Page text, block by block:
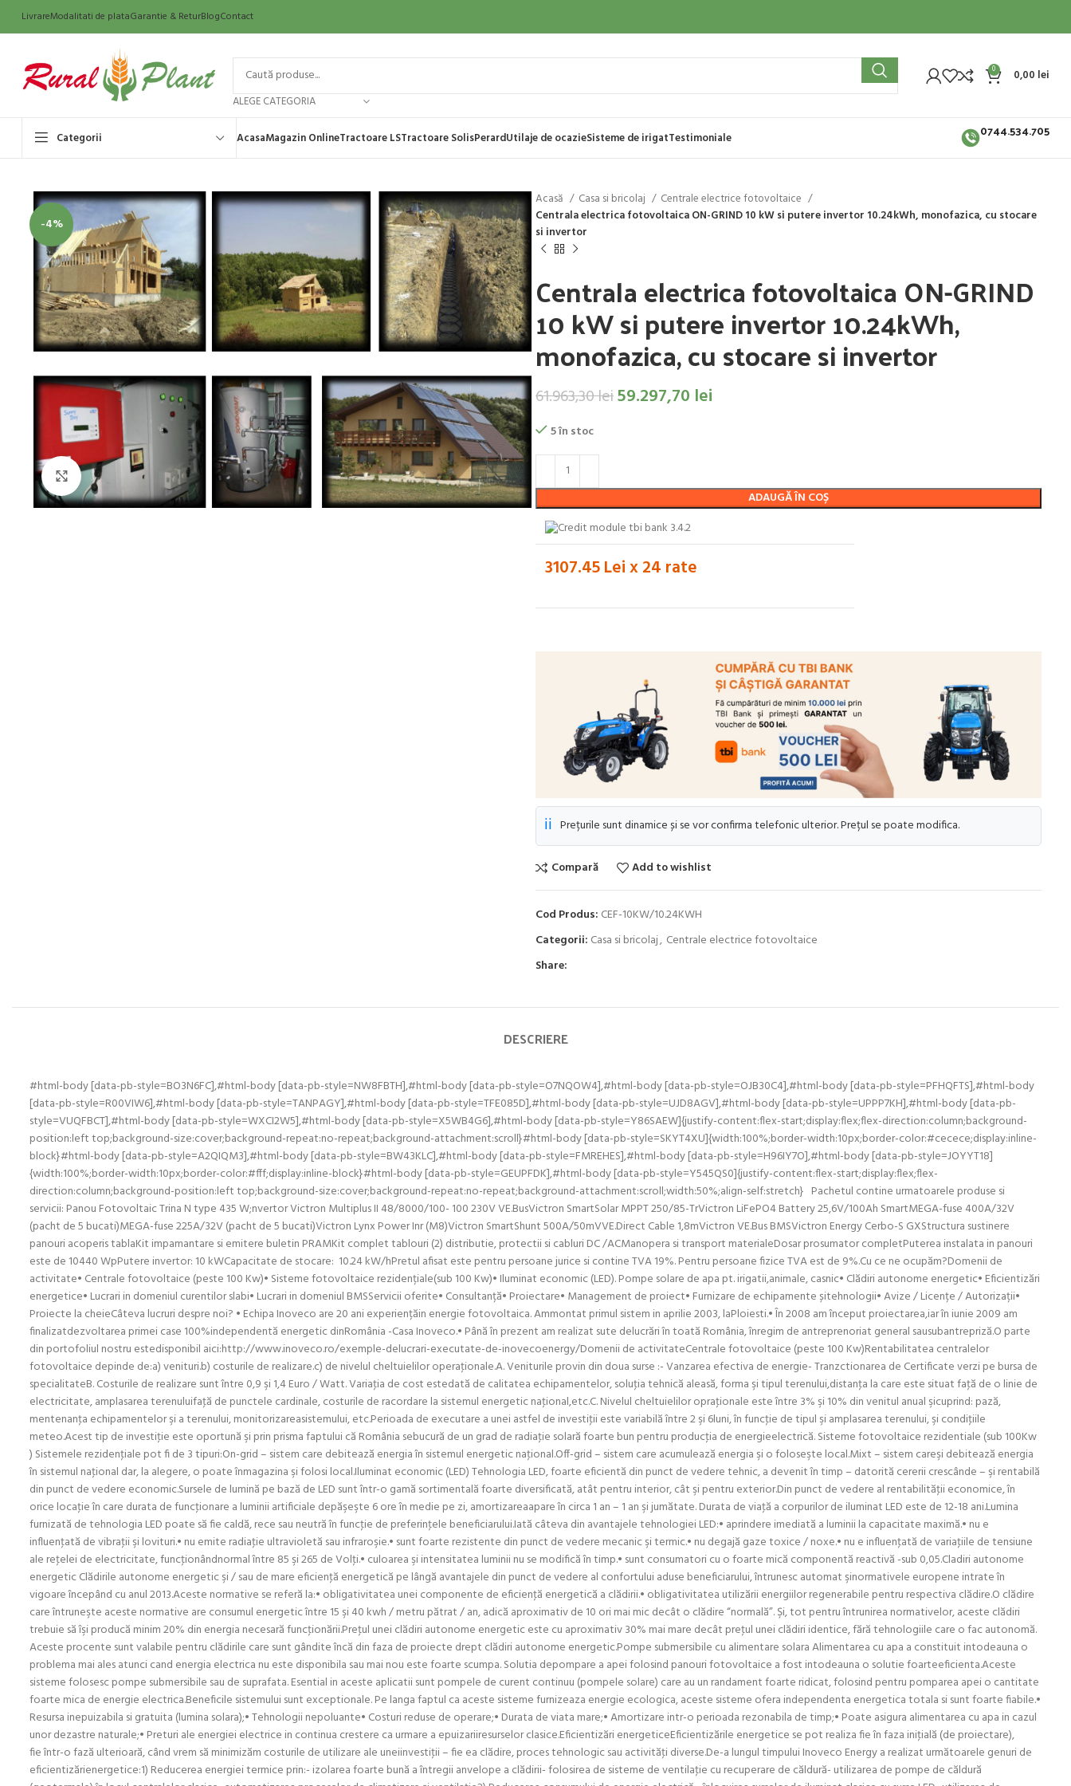
LivrareModalitati de plataGarantie & ReturBlogContact
ALEGE CATEGORIA
0 0,00 lei
Categorii AcasaMagazin OnlineTractoare LSTractoare SolisPerardUtilaje de ocazieSisteme de irigatTestimoniale 0744.534.705
-4%
Click to enlarge
Acasă Casa si bricolaj
Centrale electrice fotovoltaice
Centrala electrica fotovoltaica ON-GRIND 10 kW si putere invertor 10.24kWh, monofazica, cu stocare
si invertor
Centrala electrica fotovoltaica ON-GRIND
10 kW si putere invertor 10.24kWh,
monofazica, cu stocare si invertor
61.963,30lei59.297,70 lei
5 în stoc
ADAUGĂ ÎN COȘ
3107.45 Lei x 24 rate
ℹ️ Prețurile sunt dinamice și se vor confirma telefonic ulterior. Prețul se poate modifica.
Compară Add to wishlist
Cod Produs: CEF-10KW/10.24KWH
Categorii: Casa si bricolaj, Centrale electrice fotovoltaice
Share:
DESCRIERE
#html-body [data-pb-style=BO3N6FC],#html-body [data-pb-style=NW8FBTH],#html-body [data-pb-style=O7NQOW4],#html-body [data-pb-style=OJB30C4],#html-body [data-pb-style=PFHQFTS],#html-body
[data-pb-style=R00VIW6],#html-body [data-pb-style=TANPAGY],#html-body [data-pb-style=TFE085D],#html-body [data-pb-style=UJD8AGV],#html-body [data-pb-style=UPPP7KH],#html-body [data-pb-
style=VUQFBCT],#html-body [data-pb-style=WXCI2W5],#html-body [data-pb-style=X5WB4G6],#html-body [data-pb-style=Y86SAEW]{justify-content:flex-start;display:flex;flex-direction:column;background-
position:left top;background-size:cover;background-repeat:no-repeat;background-attachment:scroll}#html-body [data-pb-style=SKYT4XU]{width:100%;border-width:10px;border-color:#cecece;display:inline-
block}#html-body [data-pb-style=A2QIQM3],#html-body [data-pb-style=BW43KLC],#html-body [data-pb-style=FMREHES],#html-body [data-pb-style=H96IY7O],#html-body [data-pb-style=JOYYT18]
{width:100%;border-width:10px;border-color:#fff;display:inline-block}#html-body [data-pb-style=GEUPFDK],#html-body [data-pb-style=Y545QS0]{justify-content:flex-start;display:flex;flex-
direction:column;background-position:left top;background-size:cover;background-repeat:no-repeat;background-attachment:scroll;width:50%;align-self:stretch} Pachetul contine urmatoarele produse si
servicii: Panou Fotovoltaic Trina N type 435 W;nvertor Victron Multiplus II 48/8000/100- 100 230V VE.BusVictron SmartSolar MPPT 250/85-TrVictron LiFePO4 Battery 25,6V/100Ah SmartMEGA-fuse 400A/32V
(pacht de 5 bucati)MEGA-fuse 225A/32V (pacht de 5 bucati)Victron Lynx Power Inr (M8)Victron SmartShunt 500A/50mVVE.Direct Cable 1,8mVictron VE.Bus BMSVictron Energy Cerbo-S GXStructura sustinere
panouri acoperis tablaKit impamantare si emitere buletin PRAMKit complet tablouri (2) distributie, protectii si cabluri DC /ACManopera si transport materialeDosar prosumator completPuterea instalata in panouri
este de 10440 WpPutere invertor: 10 kWCapacitate de stocare: 10.24 kW/hPretul afisat este pentru persoane jurice si contine TVA 19%. Pentru persoane fizice TVA est de 9%.Cu ce ne ocupăm?Domenii de
activitate• Centrale fotovoltaice (peste 100 Kw)• Sisteme fotovoltaice rezidențiale(sub 100 Kw)• Iluminat economic (LED). Pompe solare de apa pt. irigatii,animale, casnic• Clădiri autonome energetic• Eficientizări
energetice• Lucrari in domeniul curentilor slabi• Lucrari in domeniul BMSServicii oferite• Consultanță• Proiectare• Management de proiect• Furnizare de echipamente șitehnologii• Avize / Licențe / Autorizații•
Proiecte la cheieCâteva lucruri despre noi? • Echipa Inoveco are 20 ani experiențăin energie fotovoltaica. Ammontat primul sistem in aprilie 2003, laPloiesti.• În 2008 am început proiectarea,iar în iunie 2009 am
finalizatdezvoltarea primei case 100%independentă energetic dinRomânia -Casa Inoveco.• Până în prezent am realizat sute delucrări în toată România, înregim de antreprenoriat general sausubantrepriză.O parte
din portofoliul nostru estedisponibil aici:http://www.inoveco.ro/exemple-delucrari-executate-de-inovecoenergy/Domenii de activitateCentrale fotovoltaice (peste 100 Kw)Rentabilitatea centralelor
fotovoltaice depinde de:a) venituri.b) costurile de realizare.c) de nivelul cheltuielilor operaţionale.A. Veniturile provin din doua surse :- Vanzarea efectiva de energie- Tranzctionarea de Certificate verzi pe bursa de
specialitateB. Costurile de realizare sunt între 0,9 şi 1,4 Euro / Watt. Variaţia de cost estedată de calitatea echipamentelor, soluţia tehnică aleasă, forma şi tipul terenului,distanţa la care este situat faţă de o linie de
electricitate, amplasarea terenuluifaţă de punctele cardinale, costurile de racordare la sistemul energetic naţional,etc.C. Nivelul cheltuielilor opraţionale este între 3% şi 10% din venitul anual şicuprind: pază,
mentenanţa echipamentelor şi a terenului, monitorizareasistemului, etc.Perioada de executare a unei astfel de investiţii este variabilă între 2 şi 6luni, în funcţie de tipul şi amplasarea terenului, şi condiţiile
meteo.Acest tip de investiţie este oportună şi prin prisma faptului că România sebucură de un grad de radiaţie solară foarte bun pentru producţia de energieelectrică. Sisteme fotovoltaice rezidentiale (sub 100Kw
) Sistemele rezidenţiale pot fi de 3 tipuri:On-grid – sistem care debitează energia în sistemul energetic naţional.Off-grid – sistem care acumulează energia şi o foloseşte local.Mixt – sistem careşi debitează energia
în sistemul naţional dar, la alegere, o poate înmagazina şi folosi local.Iluminat economic (LED) Tehnologia LED, foarte eficientă din punct de vedere tehnic, a devenit în timp – datorită cererii crescânde – şi rentabilă
din punct de vedere economic.Sursele de lumină pe bază de LED sunt într-o gamă sortimentală foarte diversificată, atât pentru interior, cât şi pentru exterior.Din punct de vedere al rentabilităţii economice, în
orice locaţie în care durata de funcţionare a luminii artificiale depăşeşte 6 ore în medie pe zi, amortizareaapare în circa 1 an – 1 an şi jumătate. Durata de viaţă a corpurilor de iluminat LED este de 12-18 ani.Lumina
furnizată de tehnologia LED poate să fie caldă, rece sau neutră în funcţie de preferinţele beneficiarului.Iată câteva din avantajele tehnologiei LED:• aprindere imediată a luminii la capacitate maximă.• nu e
influenţată de vibraţii şi lovituri.• nu emite radiaţie ultravioletă sau infraroşie.• sunt foarte rezistente din punct de vedere mecanic şi termic.• nu degajă gaze toxice / noxe.• nu e influenţată de variaţiile de tensiune
ale reţelei de electricitate, funcţionândnormal între 85 şi 265 de Volţi.• culoarea şi intensitatea luminii nu se modifică în timp.• sunt consumatori cu o foarte mică componentă reactivă -sub 0,05.Cladiri autonome
energetic Clădirile autonome energetic şi / sau de mare eficienţă energetică pe lângă avantajele din punct de vedere al confortului aduse beneficiarului, întrunesc automat şinormativele europene intrate în
vigoare începând cu anul 2013.Aceste normative se referă la:• obligativitatea unei componente de eficienţă energetică a clădirii.• obligativitatea utilizării energiilor regenerabile pentru respectiva clădire.O clădire
care întruneşte aceste normative are consumul energetic între 15 şi 40 kwh / metru pătrat / an, adică aproximativ de 10 ori mai mic decât o clădire “normală”. Şi, tot pentru întrunirea normativelor, aceste clădiri
trebuie să îşi producă minim 20% din energia necesară funcţionării.Preţul unei clădiri autonome energetic este cu aproximativ 30% mai mare decât preţul unei clădiri identice, fără tehnologiile care o fac autonomă.
Aceste procente sunt valabile pentru clădirile care sunt gândite încă din faza de proiecte drept clădiri autonome energetic.Pompe submersibile cu alimentare solara Alimentarea cu apa a constituit intodeauna o
problema mai ales atunci cand energia electrica nu este disponibila sau mai nou este foarte scumpa. Solutia depompare a apei folosind panouri fotovoltaice a fost intodeauna o solutie foarteeficienta.Aceste
sisteme folosesc pompe submersibile sau de suprafata. Esential in aceste aplicatii sunt pompele de curent continuu (pompele solare) care au un randament foarte ridicat, folosind pentru pomparea apei o cantitate
foarte mica de energie electrica.Beneficile sistemului sunt exceptionale. Pe langa faptul ca aceste sisteme furnizeaza energie ecologica, aceste sisteme ofera independenta energetica totala si sunt foarte fiabile.•
Resursa inepuizabila si gratuita (lumina solara);• Tehnologii nepoluante• Costuri reduse de operare;• Durata de viata mare;• Amortizare intr-o perioada rezonabila de timp;• Poate asigura alimentarea cu apa in cazul
unor dezastre naturale;• Preturi ale energiei electrice in continua crestere ca urmare a epuizariiresurselor clasice.Eficientizări energeticeEficientizările energetice se pot realiza fie în faza iniţială (de proiectare),
fie într-o fază ulterioară, când vrem să minimizăm costurile de utilizare ale uneiinvestiţii – fie ea clădire, proces tehnologic sau activităţi diverse.De-a lungul timpului Inoveco Energy a realizat următoarele genuri de
eficientizărienergetice:1) Reducerea energiei termice prin:- izolarea foarte bună a întregii anvelope a clădirii- folosirea de sisteme de ventilaţie cu recuperare de căldură- utilizarea de pompe de căldură